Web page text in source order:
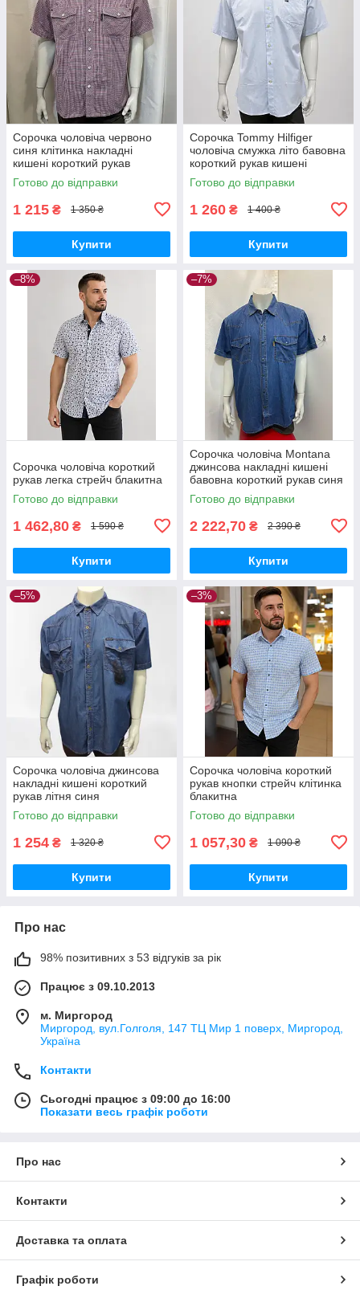
Сорочка чоловіча червоно
синя клітинка накладні
кишені короткий рукав
кольорова
Готово до відправки
1 215 ₴ 1 350 ₴
Купити
Сорочка Tommy Hilfiger
чоловіча смужка літо бавовна
короткий рукав кишені
блакитна
Готово до відправки
1 260 ₴ 1 400 ₴
Купити
–8%
Сорочка чоловіча короткий
рукав легка стрейч блакитна
Готово до відправки
1 462,80 ₴ 1 590 ₴
Купити
–7%
Сорочка чоловіча Montana
джинсова накладні кишені
бавовна короткий рукав синя
Готово до відправки
2 222,70 ₴ 2 390 ₴
Купити
–5%
Сорочка чоловіча джинсова
накладні кишені короткий
рукав літня синя
Готово до відправки
1 254 ₴ 1 320 ₴
Купити
–3%
Сорочка чоловіча короткий
рукав кнопки стрейч клітинка
блакитна
Готово до відправки
1 057,30 ₴ 1 090 ₴
Купити
Про нас
98% позитивних з 53 відгуків за рік
Працює з 09.10.2013
м. Миргород
Миргород, вул.Голголя, 147 ТЦ Мир 1 поверх, Миргород,
Україна
Контакти
Сьогодні працює з 09:00 до 16:00
Показати весь графік роботи
Про нас
Контакти
Доставка та оплата
Графік роботи